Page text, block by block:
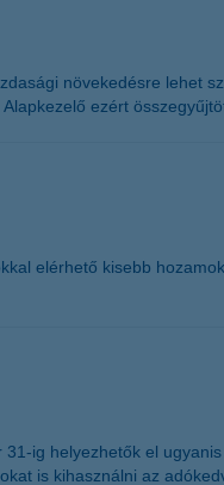
növekedésre lehet
ezért
elérhető kisebb
ig helyezhetők el
is kihasználni az